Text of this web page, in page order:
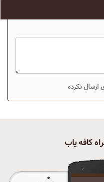
نکرده
کافه یاب